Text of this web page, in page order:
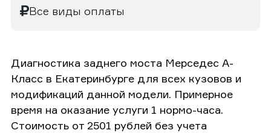
Все виды оплаты
Диагностика заднего моста Мерседес А-
Класс в Екатеринбурге для всех кузовов и
модификаций данной модели. Примерное
время на оказание услуги 1 нормо-часа.
Стоимость от 2501 рублей без учета